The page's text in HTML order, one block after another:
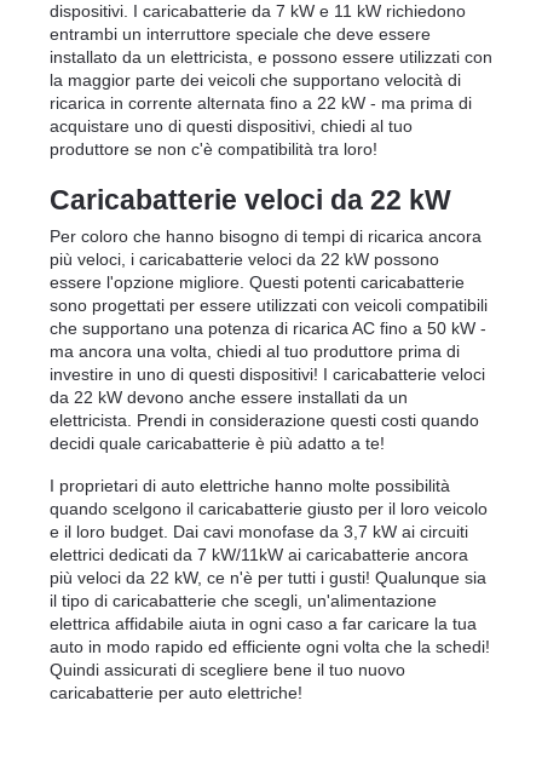
dispositivi. I caricabatterie da 7 kW e 11 kW richiedono
entrambi un interruttore speciale che deve essere
installato da un elettricista, e possono essere utilizzati con
la maggior parte dei veicoli che supportano velocità di
ricarica in corrente alternata fino a 22 kW - ma prima di
acquistare uno di questi dispositivi, chiedi al tuo
produttore se non c'è compatibilità tra loro!
Caricabatterie veloci da 22 kW
Per coloro che hanno bisogno di tempi di ricarica ancora
più veloci, i caricabatterie veloci da 22 kW possono
essere l'opzione migliore. Questi potenti caricabatterie
sono progettati per essere utilizzati con veicoli compatibili
che supportano una potenza di ricarica AC fino a 50 kW -
ma ancora una volta, chiedi al tuo produttore prima di
investire in uno di questi dispositivi! I caricabatterie veloci
da 22 kW devono anche essere installati da un
elettricista. Prendi in considerazione questi costi quando
decidi quale caricabatterie è più adatto a te!
I proprietari di auto elettriche hanno molte possibilità
quando scelgono il caricabatterie giusto per il loro veicolo
e il loro budget. Dai cavi monofase da 3,7 kW ai circuiti
elettrici dedicati da 7 kW/11kW ai caricabatterie ancora
più veloci da 22 kW, ce n'è per tutti i gusti! Qualunque sia
il tipo di caricabatterie che scegli, un'alimentazione
elettrica affidabile aiuta in ogni caso a far caricare la tua
auto in modo rapido ed efficiente ogni volta che la schedi!
Quindi assicurati di scegliere bene il tuo nuovo
caricabatterie per auto elettriche!